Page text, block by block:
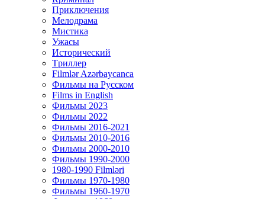
Приключения
Мелодрама
Мистика
Ужасы
Исторический
Tриллер
Filmlər Azərbaycanca
Фильмы на Русском
Films in English
Фильмы 2023
Фильмы 2022
Фильмы 2016-2021
Фильмы 2010-2016
Фильмы 2000-2010
Фильмы 1990-2000
1980-1990 Filmləri
Фильмы 1970-1980
Фильмы 1960-1970